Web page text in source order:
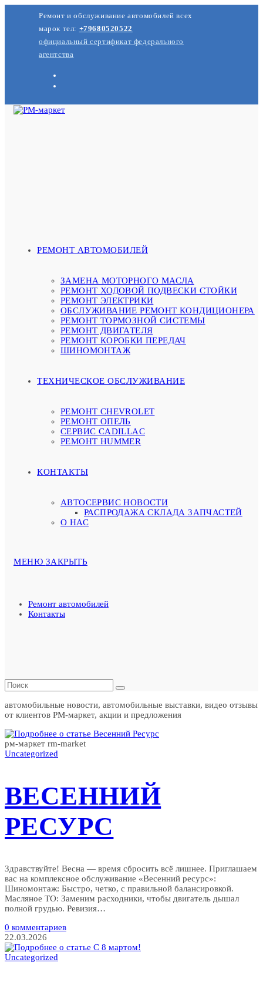
содержимому
Ремонт и обслуживание автомобилей всех
марок тел: +79680520522
официальный сертификат федерального
агентства
РЕМОНТ АВТОМОБИЛЕЙ
ЗАМЕНА МОТОРНОГО МАСЛА
РЕМОНТ ХОДОВОЙ ПОДВЕСКИ СТОЙКИ
РЕМОНТ ЭЛЕКТРИКИ
ОБСЛУЖИВАНИЕ РЕМОНТ КОНДИЦИОНЕРА
РЕМОНТ ТОРМОЗНОЙ СИСТЕМЫ
РЕМОНТ ДВИГАТЕЛЯ
РЕМОНТ КОРОБКИ ПЕРЕДАЧ
ШИНОМОНТАЖ
ТЕХНИЧЕСКОЕ ОБСЛУЖИВАНИЕ
РЕМОНТ CHEVROLET
РЕМОНТ ОПЕЛЬ
СЕРВИС CADILLAC
РЕМОНТ HUMMER
КОНТАКТЫ
АВТОСЕРВИС НОВОСТИ
РАСПРОДАЖА СКЛАДА ЗАПЧАСТЕЙ
О НАС
МЕНЮ ЗАКРЫТЬ
Ремонт автомобилей
Контакты
автомобильные новости, автомобильные выставки, видео отзывы
от клиентов РМ-маркет, акции и предложения
рм-маркет rm-market
Uncategorized
ВЕСЕННИЙ
РЕСУРС
Здравствуйте! Весна — время сбросить всё лишнее. Приглашаем
вас на комплексное обслуживание «Весенний ресурс»: ​
Шиномонтаж: Быстро, четко, с правильной балансировкой. ​
Масляное ТО: Заменим расходники, чтобы двигатель дышал
полной грудью. ​Ревизия…
0 комментариев
22.03.2026
Uncategorized